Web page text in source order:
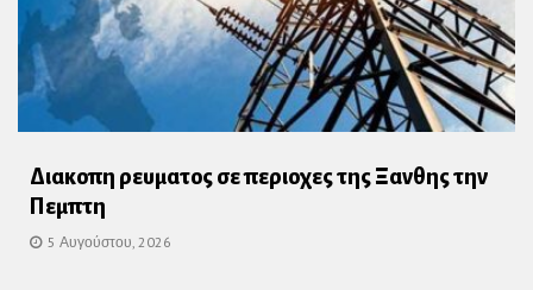
Διακοπη ρευματος σε περιοχες της Ξανθης την
Πεμπτη
5 Αυγούστου, 2026